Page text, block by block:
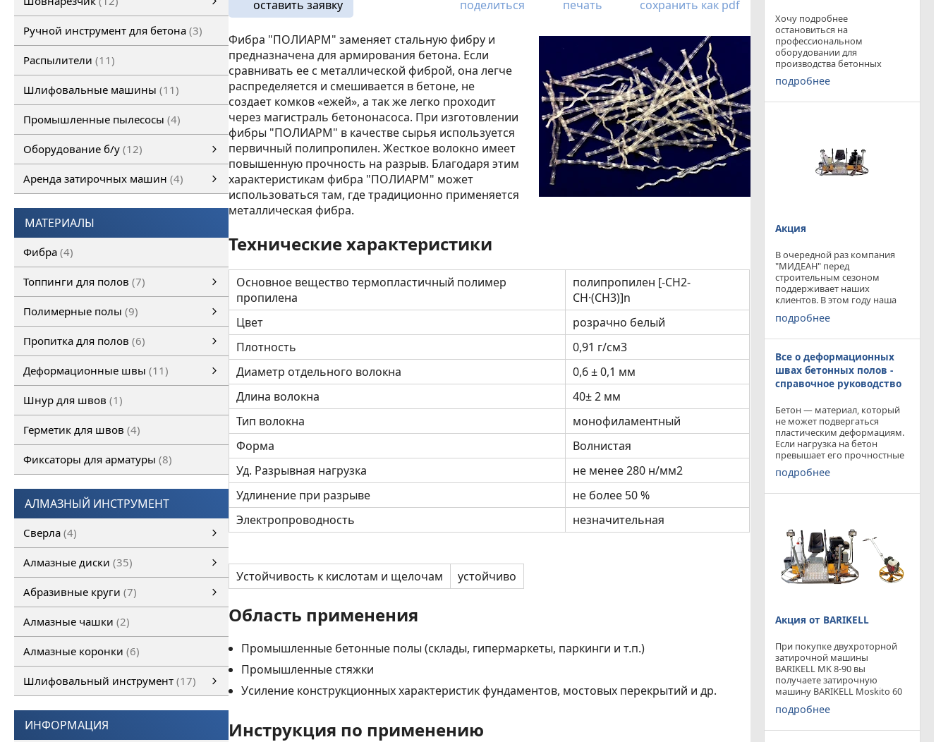
Ручной инструмент для бетона 3
Распылители 11
Шлифовальные машины 11
Промышленные пылесосы 4
Оборудование б/у 12
Аренда затирочных машин 4
МАТЕРИАЛЫ
Фибра 4
Топпинги для полов 7
Полимерные полы 9
Пропитка для полов 6
Деформационные швы 11
Шнур для швов 1
Герметик для швов 4
Фиксаторы для арматуры 8
АЛМАЗНЫЙ ИНСТРУМЕНТ
Сверла 4
Алмазные диски 35
Абразивные круги 7
Алмазные чашки 2
Алмазные коронки 6
Шлифовальный инструмент 17
ИНФОРМАЦИЯ
оставить заявку поделиться печать сохранить как pdf
Фибра "ПОЛИАРМ" заменяет стальную фибру и
предназначена для армирования бетона. Если
сравнивать ее с металлической фиброй, она легче
распределяется и смешивается в бетоне, не
создает комков «ежей», а так же легко проходит
через магистраль бетононасоса. При изготовлении
фибры "ПОЛИАРМ" в качестве сырья используется
первичный полипропилен. Жесткое волокно имеет
повышенную прочность на разрыв. Благодаря этим
характеристикам фибра "ПОЛИАРМ" может
использоваться там, где традиционно применяется
металлическая фибра.
Технические характеристики
Основное вещество термопластичный полимер
пропилена
полипропилен [-СН2-
СН·(СН3)]n
Цвет
розрачно белый
Плотность
0,91 г/см3
Диаметр отдельного волокна
0,6 ± 0,1 мм
Длина волокна
40± 2 мм
Тип волокна
монофиламентный
Форма
Волнистая
Уд. Разрывная нагрузка
не менее 280 н/мм2
Удлинение при разрыве
не более 50 %
Электропроводность
незначительная
Устойчивость к кислотам и щелочам устойчиво
Область применения
Промышленные бетонные полы (склады, гипермаркеты, паркинги и т.п.)
Промышленные стяжки
Усиление конструкционных характеристик фундаментов, мостовых перекрытий и др.
Инструкция по применению
Хочу подробнее
остановиться на
профессиональном
оборудовании для
производства бетонных
работ, ибо к качеству
поверхности бетона в
широк. Это
подробнее
Акция
В очередной раз компания
"МИДЕАН" перед
строительным сезоном
поддерживает наших
клиентов. В этом году наша
компания предлагает
приобрести двухроторную
площадью затирки 2540 мм
по цене двухроторной
подробнее
Все о деформационных
швах бетонных полов -
справочное руководство
Бетон — материал, который
не может подвергаться
пластическим деформациям.
Если нагрузка на бетон
превышает его прочностные
характеристики, то он
попросту растрескивается.
подробнее
Акция от BARIKELL
При покупке двухроторной
затирочной машины
BARIKELL MK 8-90 вы
получаете затирочную
машину BARIKELL Moskito 60
абсолютно бесплатно
подробнее